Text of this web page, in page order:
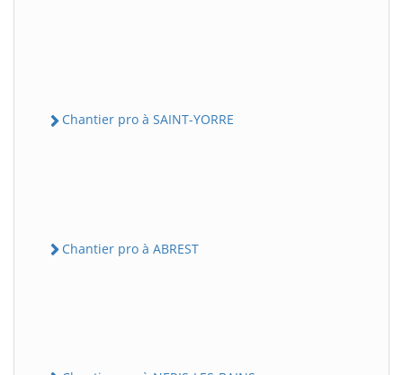
Chantier pro à SAINT-YORRE
Chantier pro à ABREST